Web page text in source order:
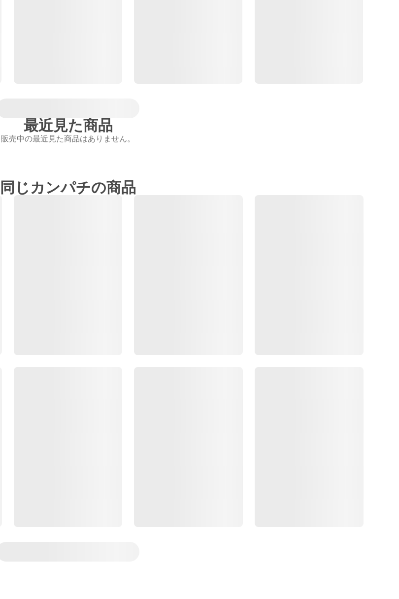
最近見た商品
販売中の最近見た商品はありません。
同じカンパチの商品